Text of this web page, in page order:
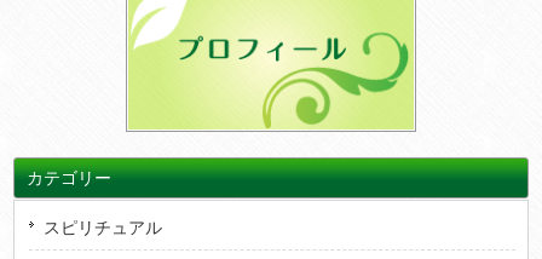
カテゴリー
スピリチュアル